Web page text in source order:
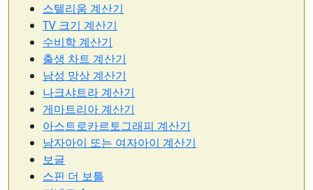
스텔리움 계산기
TV 크기 계산기
수비학 계산기
출생 차트 계산기
남성 망상 계산기
나크샤트라 계산기
게마트리아 계산기
아스트로카르토그래피 계산기
남자아이 또는 여자아이 계산기
보글
스핀 더 보틀